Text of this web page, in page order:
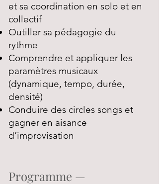
et sa coordination en solo et en
collectif
Outiller sa pédagogie du
rythme
Comprendre et appliquer les
paramètres musicaux
(dynamique, tempo, durée,
densité)
Conduire des circles songs et
gagner en aisance
d’improvisation
Programme —